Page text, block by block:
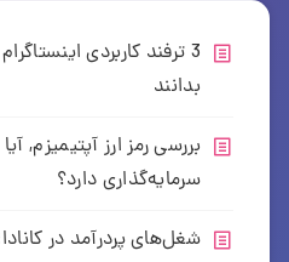
3 ترفند کاربردی
بدانند
بررسی رمز ارز آپتیمیزم,
سرمایه‌گذاری دارد؟